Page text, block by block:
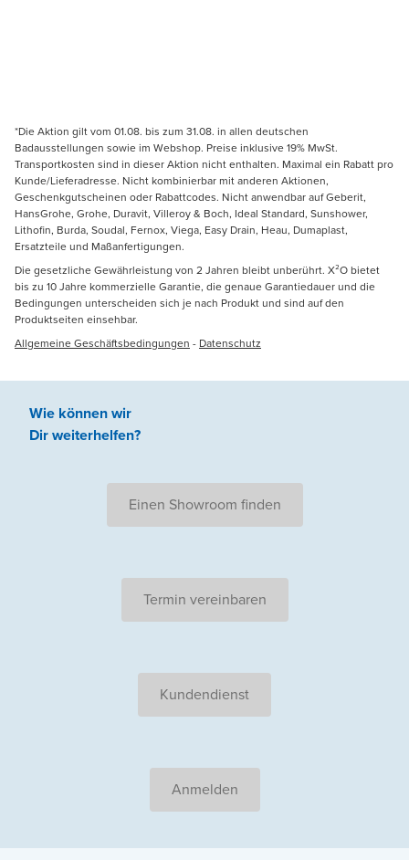
*Die Aktion gilt vom 01.08. bis zum 31.08. in allen deutschen
Badausstellungen sowie im Webshop. Preise inklusive 19% MwSt.
Transportkosten sind in dieser Aktion nicht enthalten. Maximal ein Rabatt pro
Kunde/Lieferadresse. Nicht kombinierbar mit anderen Aktionen,
Geschenkgutscheinen oder Rabattcodes. Nicht anwendbar auf Geberit,
HansGrohe, Grohe, Duravit, Villeroy & Boch, Ideal Standard, Sunshower,
Lithofin, Burda, Soudal, Fernox, Viega, Easy Drain, Heau, Dumaplast,
Ersatzteile und Maßanfertigungen.
Die gesetzliche Gewährleistung von 2 Jahren bleibt unberührt. X²O bietet
bis zu 10 Jahre kommerzielle Garantie, die genaue Garantiedauer und die
Bedingungen unterscheiden sich je nach Produkt und sind auf den
Produktseiten einsehbar.
Allgemeine Geschäftsbedingungen - Datenschutz
Wie können wir
Dir weiterhelfen?
Einen Showroom finden
Termin vereinbaren
Kundendienst
Anmelden